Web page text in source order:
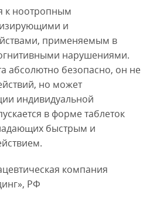
к ноотропным
и
применяемым в
нарушениями.
абсолютно безопасно, он не
но может
индивидуальной
в форме таблеток
быстрым и
компания
РФ